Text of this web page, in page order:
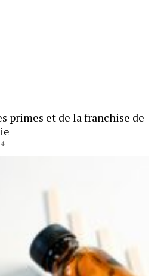
primes et de la franchise de